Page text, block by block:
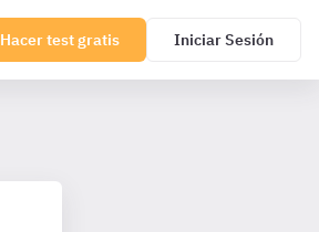
Hacer test gratis Iniciar Sesión